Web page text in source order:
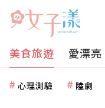
美食旅遊 愛漂亮
心理測驗 陸劇